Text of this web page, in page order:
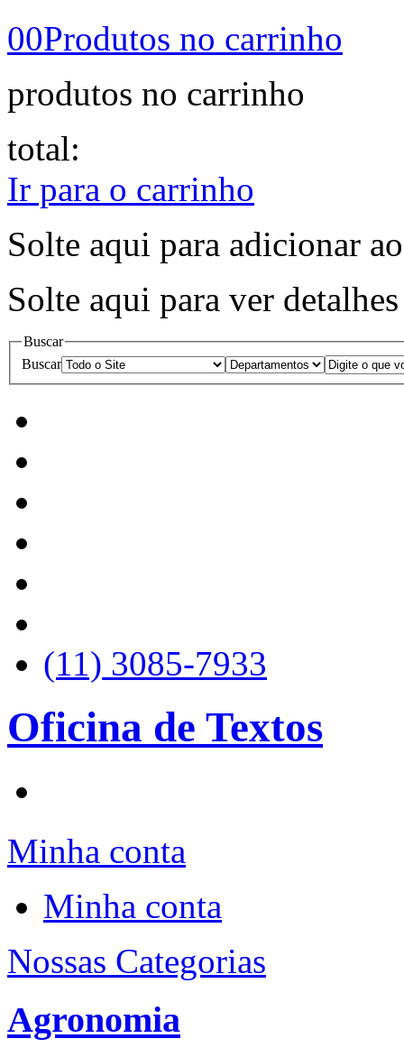
00Produtos no carrinho
produtos no carrinho
total:
Ir para o carrinho
Solte aqui para adicionar
Solte aqui para ver
Buscar
Buscar
(11) 3085-7933
Oficina de Textos
Minha conta
Minha conta
Nossas Categorias
Agronomia